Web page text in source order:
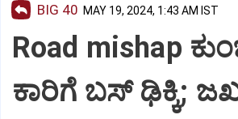
BIG 40 MAY 19, 2024, 1:43 AM IST
Road mishap
ಕಾರಿಗೆ ಬಸ್‌ ಢಿಕ್ಕಿ;